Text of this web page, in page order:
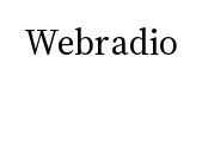
Webradio